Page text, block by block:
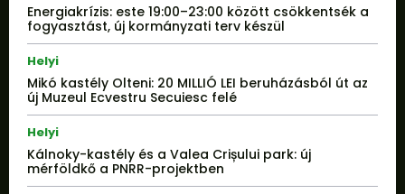
Energiakrízis: este 19:00–23:00 között csökkentsék a
fogyasztást, új kormányzati terv készül
Helyi
Mikó kastély Olteni: 20 MILLIÓ LEI beruházásból út az
új Muzeul Ecvestru Secuiesc felé
Helyi
Kálnoky-kastély és a Valea Crișului park: új
mérföldkő a PNRR-projektben